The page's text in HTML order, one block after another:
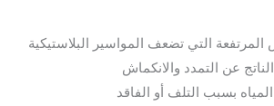
التي تضعف المواسير البلاستيكية
عن التمدد والانكماش
المياه بسبب التلف أو الفاقد